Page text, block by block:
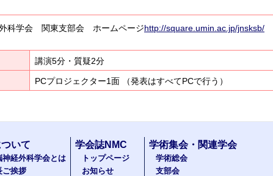
科学会 関東支部会 ホームページhttp://square.umin.ac.jp/jnsksb/
講演5分・質疑2分
PCプロジェクター1面 （発表はすべてPCで行う）
いて
神経外科学会とは
ご挨拶
学会誌NMC
トップページ
お知らせ
学術集会・関連学会
学術総会
支部会